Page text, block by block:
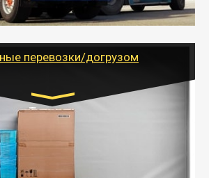
предоставляет услуги по
для физических и юридических лиц
перевозки/догрузом
Транспорт:
тонны), Бычок, Еврофура от 5 до
10 тонн
руб. Возможен догруз